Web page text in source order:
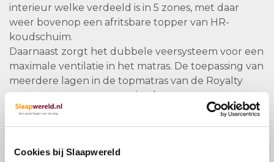
Cookies bij Slaapwereld
interieur welke verdeeld is in 5 zones, met daar
weer bovenop een afritsbare topper van HR-
koudschuim.
Daarnaast zorgt het dubbele veersysteem voor een
maximale ventilatie in het matras. De toepassing van
meerdere lagen in de topmatras van de Royalty
staan garant voor een optimale
temperatuurregulatie in het matras.
ligcomfort welke je op 2 manieren kan realiseren,